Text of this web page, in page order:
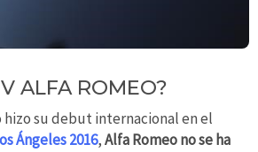
ALFA ROMEO?
su debut internacional en el
Ángeles 2016,Alfa Romeo no se ha